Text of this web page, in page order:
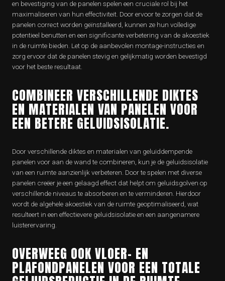
en bevestiging van de panelen spelen een cruciale rol bij het
maximaliseren van hun effectiviteit. Door ervoor te zorgen dat de
panelen correct worden geïnstalleerd, kunnen ze hun volledige
potentieel benutten en een significante verbetering van de akoestiek
in de ruimte bieden. Let op de aanbevolen montage-instructies en
zorg ervoor dat de panelen stevig en gelijkmatig worden bevestigd
voor het beste resultaat.
COMBINEER VERSCHILLENDE DIKTES
EN MATERIALEN VAN PANELEN VOOR
EEN BETERE GELUIDSISOLATIE.
Door verschillende diktes en materialen van geluiddempende
panelen voor aan de wand te combineren, kun je de geluidsisolatie
van een ruimte aanzienlijk verbeteren. Door te spelen met diverse
panelen creëer je een gelaagd effect dat helpt om geluidsgolven op
verschillende niveaus te absorberen en te verminderen. Hierdoor
wordt de algehele akoestiek van de ruimte geoptimaliseerd, wat
resulteert in een effectievere geluidsisolatie en een aangenamere
luisterervaring.
OVERWEEG OOK VLOER- EN
PLAFONDPANELEN VOOR EEN TOTALE